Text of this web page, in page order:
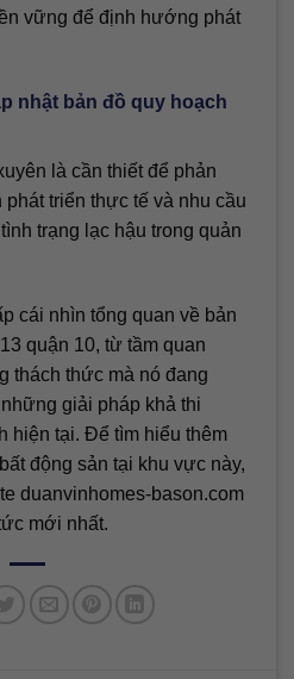
vững để định hướng phát
nhật bản đồ quy hoạch
là cần thiết để phản
triển thực tế và nhu cầu
trạng lạc hậu trong quản
cái nhìn tổng quan về bản
quận 10, từ tầm quan
thách thức mà nó đang
giải pháp khả thi
hiện tại. Để tìm hiểu thêm
động sản tại khu vực này,
duanvinhomes-bason.com
mới nhất.